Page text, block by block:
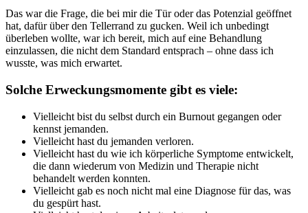
Das war die Frage, die bei mir die Tür oder das Potenzial geöffnet
hat, dafür über den Tellerrand zu gucken. Weil ich unbedingt
überleben wollte, war ich bereit, mich auf eine Behandlung
einzulassen, die nicht dem Standard entsprach – ohne dass ich
wusste, was mich erwartet.
Solche Erweckungsmomente gibt es viele:
Vielleicht bist du selbst durch ein Burnout gegangen oder
kennst jemanden.
Vielleicht hast du jemanden verloren.
Vielleicht hast du wie ich körperliche Symptome entwickelt,
die dann wiederum von Medizin und Therapie nicht
behandelt werden konnten.
Vielleicht gab es noch nicht mal eine Diagnose für das, was
du gespürt hast.